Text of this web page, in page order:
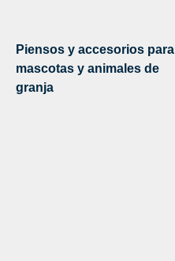
Piensos y accesorios para
mascotas y animales de
granja